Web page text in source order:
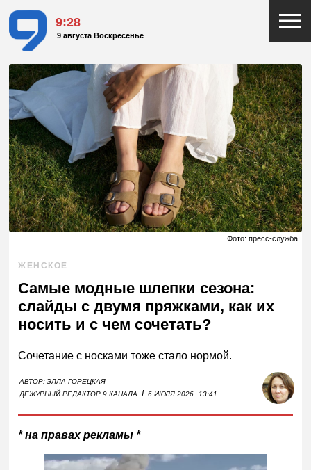
9:28
9 августа Воскресенье
Фото: пресс-служба
ЖЕНСКОЕ
Самые модные шлепки сезона:
слайды с двумя пряжками, как их
носить и с чем сочетать?
Сочетание с носками тоже стало нормой.
АВТОР:ЭЛЛА ГОРЕЦКАЯ
ДЕЖУРНЫЙ РЕДАКТОР 9 КАНАЛА
I 6 ИЮЛЯ 2026 13:41
* на правах рекламы *